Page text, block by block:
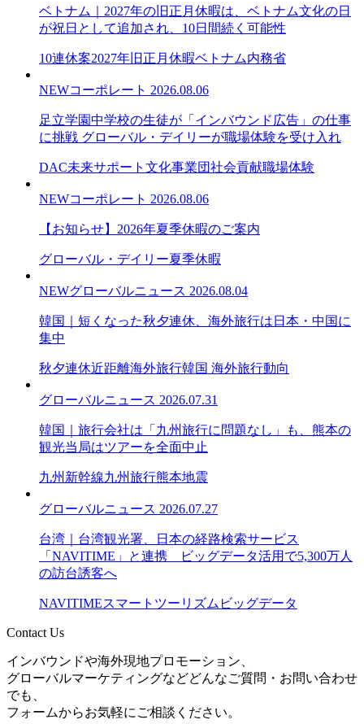
ベトナム｜2027年の旧正月休暇は、ベトナム文化の日
が祝日として追加され、10日間続く可能性
10連休案2027年旧正月休暇ベトナム内務省
NEWコーポレート 2026.08.06
足立学園中学校の生徒が「インバウンド広告」の仕事
に挑戦 グローバル・デイリーが職場体験を受け入れ
DAC未来サポート文化事業団社会貢献職場体験
NEWコーポレート 2026.08.06
【お知らせ】2026年夏季休暇のご案内
グローバル・デイリー夏季休暇
NEWグローバルニュース 2026.08.04
韓国｜短くなった秋夕連休、海外旅行は日本・中国に
集中
秋夕連休近距離海外旅行韓国 海外旅行動向
グローバルニュース 2026.07.31
韓国｜旅行会社は「九州旅行に問題なし」も、熊本の
観光当局はツアーを全面中止
九州新幹線九州旅行熊本地震
グローバルニュース 2026.07.27
台湾｜台湾観光署、日本の経路検索サービス
「NAVITIME」と連携 ビッグデータ活用で5,300万人
の訪台誘客へ
NAVITIMEスマートツーリズム ビッグデータ
Contact Us
インバウンドや海外現地プロモーション、
グローバルマーケティングなどどんなご質問・お問い合わせ
でも、
フォームからお気軽にご相談ください。